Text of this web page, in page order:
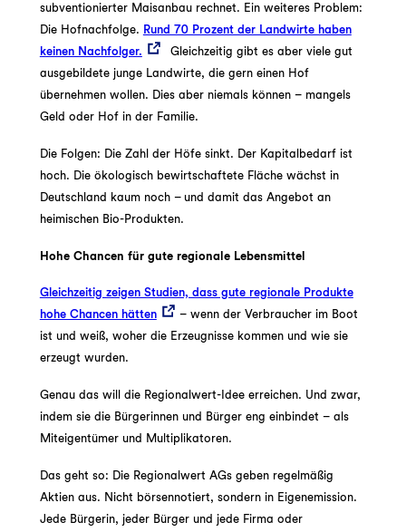
subventionierter Maisanbau rechnet. Ein weiteres Problem:
Die Hofnachfolge. Rund 70 Prozent der Landwirte haben
keinen Nachfolger.
Gleichzeitig gibt es aber viele gut
ausgebildete junge Landwirte, die gern einen Hof
übernehmen wollen. Dies aber niemals können – mangels
Geld oder Hof in der Familie.
Die Folgen: Die Zahl der Höfe sinkt. Der Kapitalbedarf ist
hoch. Die ökologisch bewirtschaftete Fläche wächst in
Deutschland kaum noch – und damit das Angebot an
heimischen Bio-Produkten.
Hohe Chancen für gute regionale Lebensmittel
Gleichzeitig zeigen Studien, dass gute regionale Produkte
hohe Chancen hätten
– wenn der Verbraucher im Boot
ist und weiß, woher die Erzeugnisse kommen und wie sie
erzeugt wurden.
Genau das will die Regionalwert-Idee erreichen. Und zwar,
indem sie die Bürgerinnen und Bürger eng einbindet – als
Miteigentümer und Multiplikatoren.
Das geht so: Die Regionalwert AGs geben regelmäßig
Aktien aus. Nicht börsennotiert, sondern in Eigenemission.
Jede Bürgerin, jeder Bürger und jede Firma oder